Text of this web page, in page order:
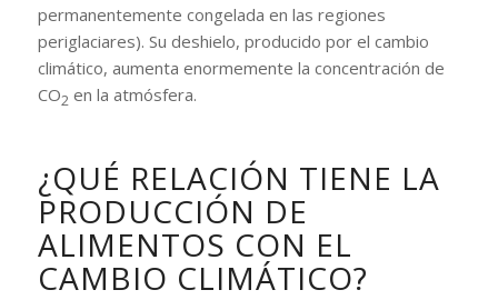
permanentemente congelada en las regiones
periglaciares). Su deshielo, producido por el cambio
climático, aumenta enormemente la concentración de
CO2 en la atmósfera.
¿QUÉ RELACIÓN TIENE LA
PRODUCCIÓN DE
ALIMENTOS CON EL
CAMBIO CLIMÁTICO?